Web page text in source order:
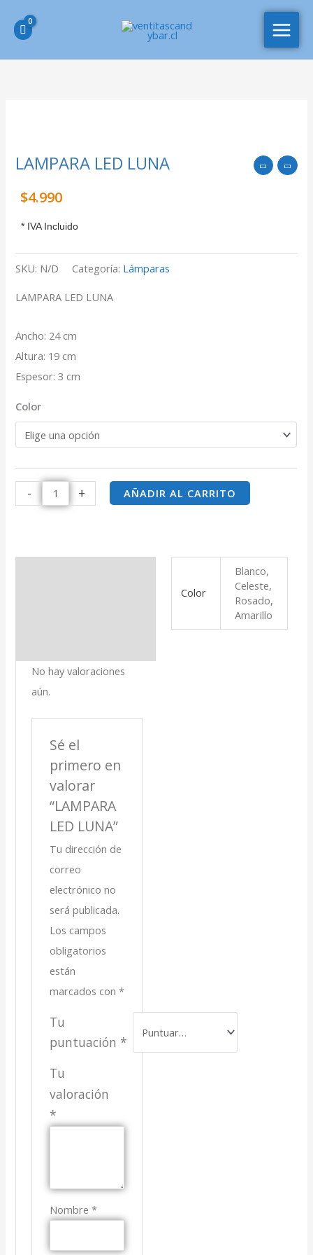
MAIN
LAMPARA LED LUNA
$4.990
* IVA Incluido
SKU: N/D Categoría: Lámparas
LAMPARA LED LUNA
Ancho: 24 cm
Altura: 19 cm
Espesor: 3 cm
Color
-
cantidad
+ AÑADIR AL CARRITO
Color
Blanco,
Celeste,
Rosado,
Amarillo
No hay valoraciones
aún.
Sé el
primero en
valorar
“LAMPARA
LED LUNA”
Tu dirección de
correo
electrónico no
será publicada.
Los campos
obligatorios
están
marcados con *
Tu
puntuación *
Tu
valoración
*
Nombre *